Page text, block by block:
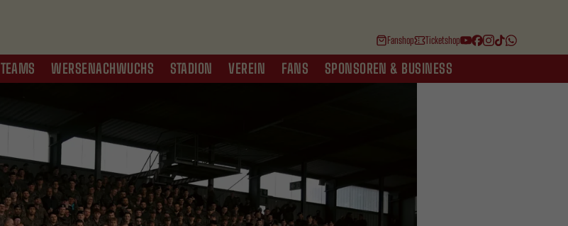
Fanshop Ticketshop
TEAMS WERSENACHWUCHS STADION VEREIN FANS SPONSOREN & BUSINESS